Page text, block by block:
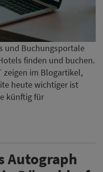
und Buchungsportale
finden und buchen.
zeigen im Blogartikel,
heute wichtiger ist
künftig für
Autograph